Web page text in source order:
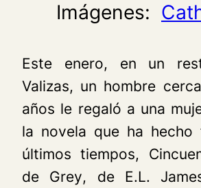
Imágenes:
Este enero, en un
Valizas, un hombre
años le regaló a una
la novela que ha
últimos tiempos,
de Grey, de E.L.